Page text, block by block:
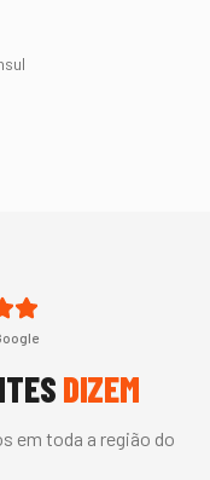
DIZEM
em toda a região do